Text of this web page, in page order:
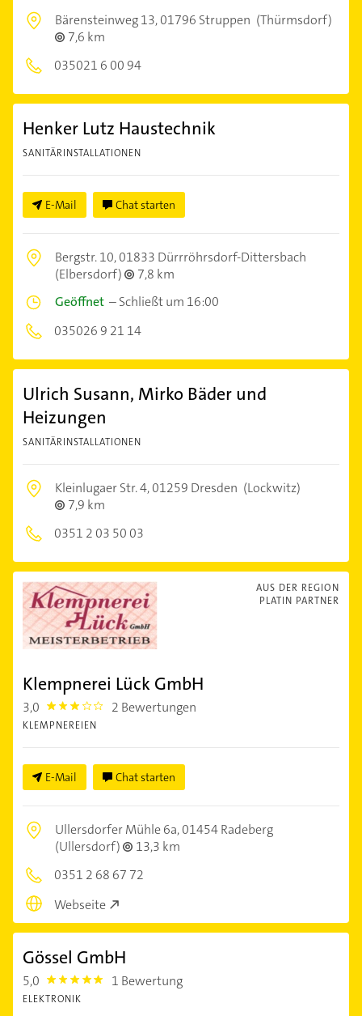
Bärensteinweg 13,01796 Struppen (Thürmsdorf)
7,6 km
035021 6 00 94
Henker Lutz Haustechnik
SANITÄRINSTALLATIONEN
E-Mail Chat starten
Bergstr. 10,01833 Dürrröhrsdorf-Dittersbach
(Elbersdorf)
7,8 km
Geöffnet –Schließt um 16:00
035026 9 21 14
Ulrich Susann, Mirko Bäder und
Heizungen
SANITÄRINSTALLATIONEN
Kleinlugaer Str. 4,01259 Dresden (Lockwitz)
7,9 km
0351 2 03 50 03
AUS DER REGION
PLATIN PARTNER
Klempnerei Lück GmbH
3,0 3.0 2 Bewertungen
KLEMPNEREIEN
E-Mail Chat starten
Ullersdorfer Mühle 6a,01454 Radeberg
(Ullersdorf)
13,3 km
0351 2 68 67 72
Webseite
Gössel GmbH
5,0 5.0 1 Bewertung
ELEKTRONIK